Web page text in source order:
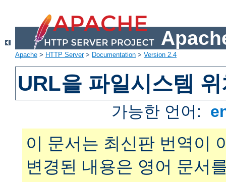
Apache > HTTP Server> Documentation > Version 2.4
URL을 파일시스템
가능한 언어:
이 문서는 최신판 번역이
변경된 내용은 영어 문서